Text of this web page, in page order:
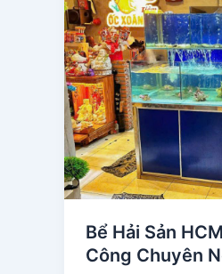
Bể Hải Sản
Công Chuyên